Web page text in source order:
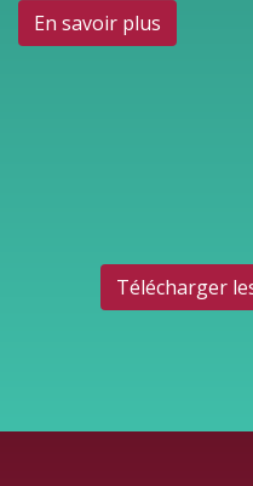
En savoir plus
Télécharger